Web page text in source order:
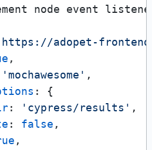
node event
adopet-
,
'mochawesome' ,
: {
: 'cypress/results' ,
: false ,
,